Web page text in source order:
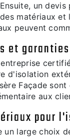
un
matériaux
peuvent
et
d'isolation
Façade
aux
pour
un large choix